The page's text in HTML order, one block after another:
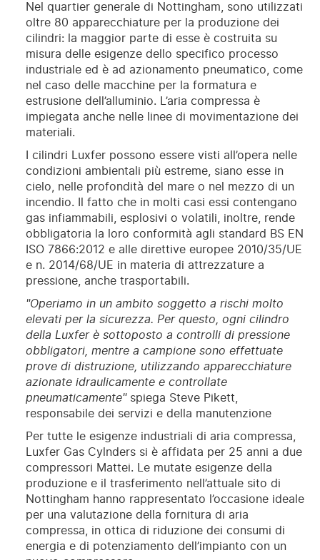
Nel quartier generale di Nottingham, sono utilizzati
oltre 80 apparecchiature per la produzione dei
cilindri: la maggior parte di esse è costruita su
misura delle esigenze dello specifico processo
industriale ed è ad azionamento pneumatico, come
nel caso delle macchine per la formatura e
estrusione dell’alluminio. L’aria compressa è
impiegata anche nelle linee di movimentazione dei
materiali.
I cilindri Luxfer possono essere visti all’opera nelle
condizioni ambientali più estreme, siano esse in
cielo, nelle profondità del mare o nel mezzo di un
incendio. Il fatto che in molti casi essi contengano
gas infiammabili, esplosivi o volatili, inoltre, rende
obbligatoria la loro conformità agli standard BS EN
ISO 7866:2012 e alle direttive europee 2010/35/UE
e n. 2014/68/UE in materia di attrezzature a
pressione, anche trasportabili.
"Operiamo in un ambito soggetto a rischi molto
elevati per la sicurezza. Per questo, ogni cilindro
della Luxfer è sottoposto a controlli di pressione
obbligatori, mentre a campione sono effettuate
prove di distruzione, utilizzando apparecchiature
azionate idraulicamente e controllate
pneumaticamente" spiega Steve Pikett,
responsabile dei servizi e della manutenzione
Per tutte le esigenze industriali di aria compressa,
Luxfer Gas Cylnders si è affidata per 25 anni a due
compressori Mattei. Le mutate esigenze della
produzione e il trasferimento nell’attuale sito di
Nottingham hanno rappresentato l’occasione ideale
per una valutazione della fornitura di aria
compressa, in ottica di riduzione dei consumi di
energia e di potenziamento dell’impianto con un